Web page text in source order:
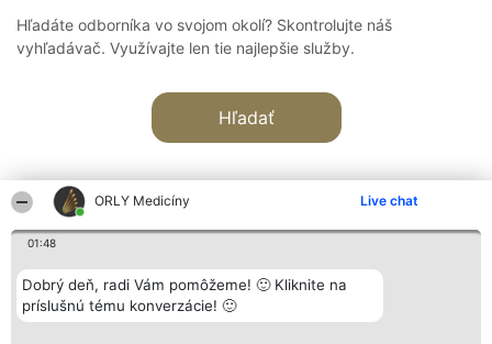
ORLY Medicíny Live chat
01:48
Dobrý deň, radi Vám pomôžeme! 🙂 Kliknite na
príslušnú tému konverzácie! 🙂
Hľadáte odborníka vo svojom okolí? Skontrolujte náš
vyhľadávač. Využívajte len tie najlepšie služby.
Hľadať
Organizátor hodnotenia
Bright Side Solutions sp. z o.
o. sp. k.
Hodnotenie
Laureáti
Lista
Kontakt
Kontakt